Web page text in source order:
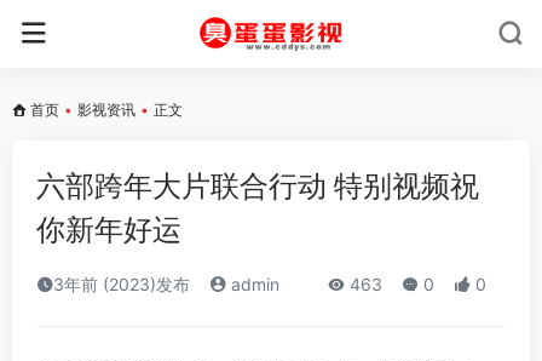
首页 • 影视资讯 • 正文
六部跨年大片联合行动 特别视频祝
你新年好运
3年前 (2023)发布 admin 463 0 0